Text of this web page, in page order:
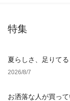
特集
夏らしさ、足りて
2026/8/7
お洒落な人が買っ